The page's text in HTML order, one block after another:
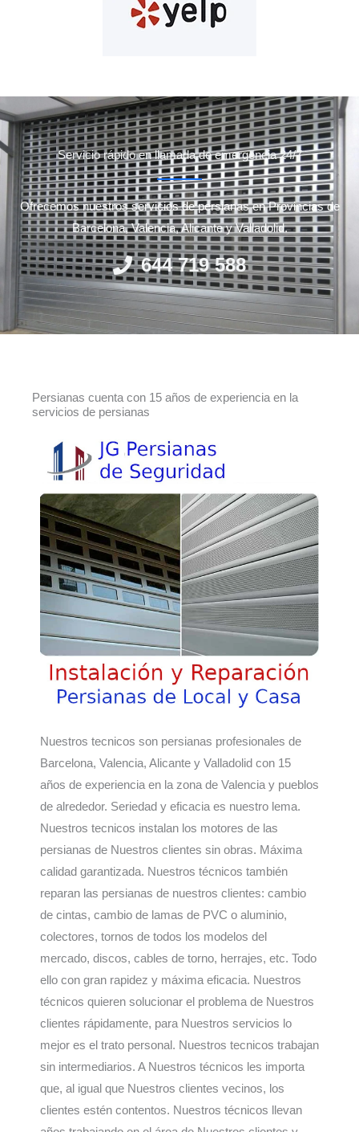
Servicio rápido en llamada de emergencia 24/7
Ofrecemos nuestros servicios de persianas en Provincias de
Barcelona, Valencia, Alicante y Valladolid.
644 719 588
Persianas cuenta con 15 años de experiencia en la
servicios de persianas
Nuestros tecnicos son persianas profesionales de
Barcelona, Valencia, Alicante y Valladolid con 15
años de experiencia en la zona de Valencia y pueblos
de alrededor. Seriedad y eficacia es nuestro lema.
Nuestros tecnicos instalan los motores de las
persianas de Nuestros clientes sin obras. Máxima
calidad garantizada. Nuestros técnicos también
reparan las persianas de nuestros clientes: cambio
de cintas, cambio de lamas de PVC o aluminio,
colectores, tornos de todos los modelos del
mercado, discos, cables de torno, herrajes, etc. Todo
ello con gran rapidez y máxima eficacia. Nuestros
técnicos quieren solucionar el problema de Nuestros
clientes rápidamente, para Nuestros servicios lo
mejor es el trato personal. Nuestros tecnicos trabajan
sin intermediarios. A Nuestros técnicos les importa
que, al igual que Nuestros clientes vecinos, los
clientes estén contentos. Nuestros técnicos llevan